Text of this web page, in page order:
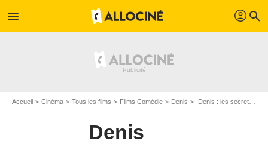
menu profil search
Accueil Cinéma Tous les films Films Comédie Denis Denis : les secrets du tournage
Denis